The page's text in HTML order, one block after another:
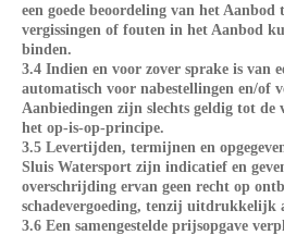
een goede beoordeling van het
vergissingen of fouten in het Aanbod
binden.
3.4 Indien en voor zover sprake is van
automatisch voor nabestellingen en/of
Aanbiedingen zijn slechts geldig tot de
het op-is-op-principe.
3.5 Levertijden, termijnen en
Sluis Watersport zijn indicatief en
overschrijding ervan geen recht op
schadevergoeding, tenzij uitdrukkelijk
3.6 Een samengestelde prijsopgave